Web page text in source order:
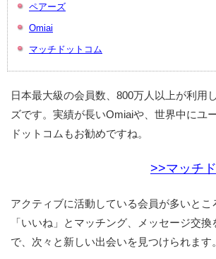
ペアーズ
Omiai
マッチドットコム
日本最大級の会員数、800万人以上が利用
ズです。実績が長いOmiaiや、世界中にユ
ドットコムもお勧めですね。
>>マッチ
アクティブに活動している会員が多いとこ
「いいね」とマッチング、メッセージ交換
で、次々と新しい出会いを見つけられます。